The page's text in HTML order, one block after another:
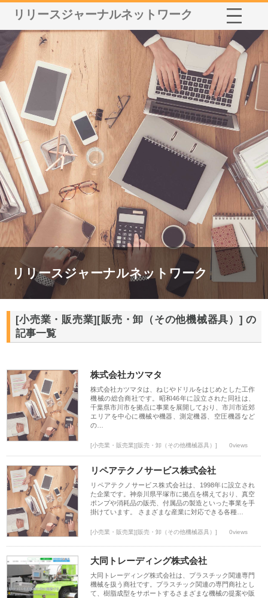
リリースジャーナルネットワーク
リリースジャーナルネットワーク
[小売業・販売業][販売・卸（その他機械器具）] の
記事一覧
株式会社カツマタ
株式会社カツマタは、ねじやドリルをはじめとした工作
機械の総合商社です。昭和46年に設立された同社は、
千葉県市川市を拠点に事業を展開しており、市川市近郊
エリアを中心に機械や機器、測定機器、空圧機器など
の…
[小売業・販売業][販売・卸（その他機械器具）] 0views
リペアテクノサービス株式会社
リペアテクノサービス株式会社は、1998年に設立され
た企業です。神奈川県平塚市に拠点を構えており、真空
ポンプや消耗品の販売、付属品の製造といった事業を手
掛けています。 さまざまな産業に対応できる各種…
[小売業・販売業][販売・卸（その他機械器具）] 0views
大同トレーディング株式会社
大同トレーディング株式会社は、プラスチック関連専門
機械を扱う商社です。プラスチック関連の専門商社とし
て、樹脂成型をサポートするさまざまな機械の提案や販